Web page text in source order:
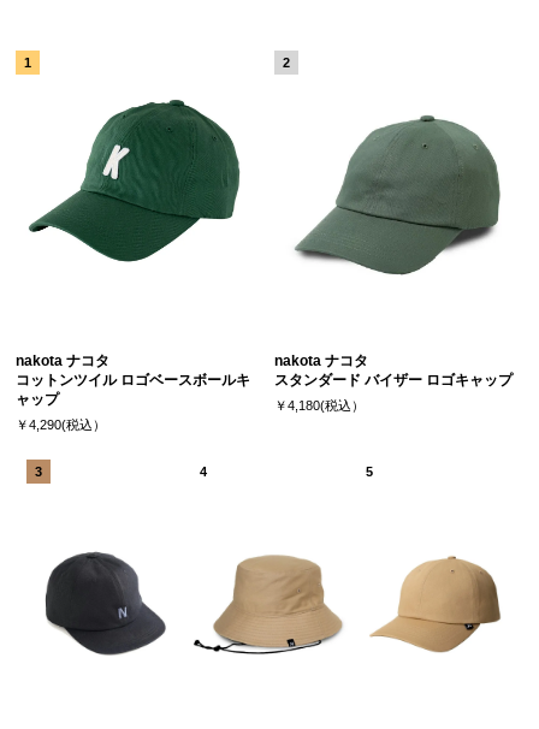
nakota ナコタ
コットンツイル ロゴベースボールキ
ャップ
￥4,290(税込）
nakota ナコタ
スタンダード バイザー ロゴキャップ
￥4,180(税込）